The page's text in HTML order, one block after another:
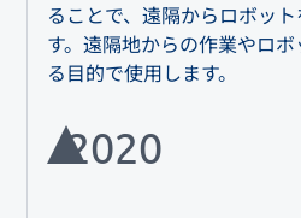
ることで、遠隔からロボッ
す。遠隔地からの作業やロ
る目的で使用します。
2020